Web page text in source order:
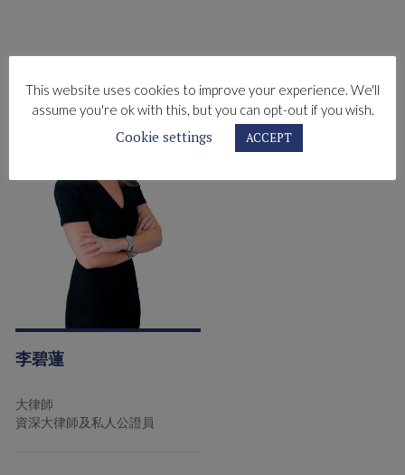
李碧蓮
大律師
資深大律師及私人公證員
This website uses cookies to improve your experience. We'll
assume you're ok with this, but you can opt-out if you wish.
Cookie settings ACCEPT